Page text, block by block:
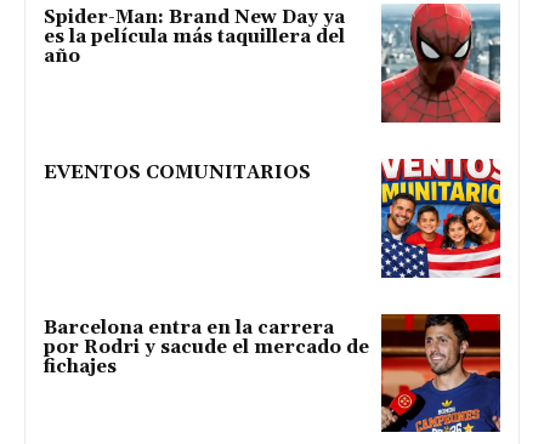
Spider-Man: Brand New Day ya
es la película más taquillera del
año
EVENTOS COMUNITARIOS
Barcelona entra en la carrera
por Rodri y sacude el mercado de
fichajes